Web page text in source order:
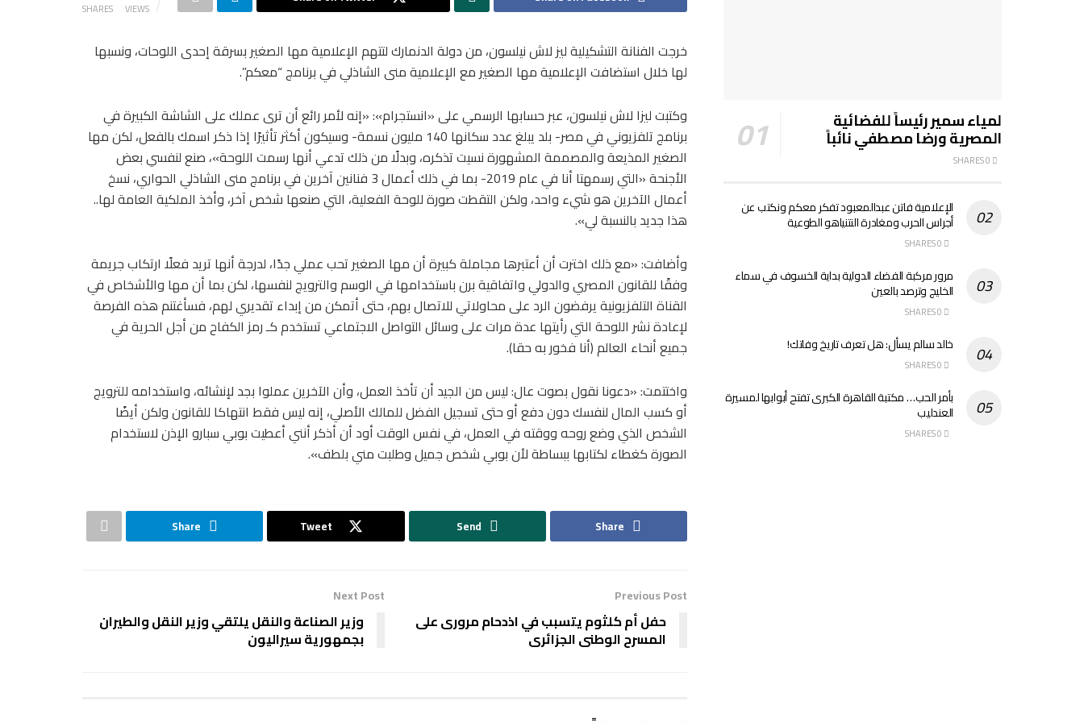
SHARES VIEWS
خرجت الفنانة التشكيلية ليز لاش نيلسون، من دولة الدنمارك لتتهم الإعلامية مها الصغير بسرقة إحدى اللوحات، ونسبها
لها خلال استضافت الإعلامية مها الصغير مع الإعلامية منى الشاذلي في برنامج “معكم”.
وكتبت ليزا لاش نيلسون، عبر حسابها الرسمي على «انستجرام»: «إنه لأمر رائع أن ترى عملك على الشاشة الكبيرة في
برنامج تلفزيوني في مصر- بلد يبلغ عدد سكانها 140 مليون نسمة- وسيكون أكثر تأثيرًا إذا ذكر اسمك بالفعل، لكن مها
الصغير المذيعة والمصممة المشهورة نسيت تذكره، وبدلًا من ذلك تدعي أنها رسمت اللوحة»، صنع لنفسي بعض
الأجنحة «التي رسمهتا أنا في عام 2019- بما في ذلك أعمال 3 فنانين آخرين في برنامج منى الشاذلي الحواري، نسخ
أعمال الآخرين هو شيء واحد، ولكن التقطت صورة للوحة الفعلية، التي صنعها شخص آخر، وأخذ الملكية العامة لها..
هذا جديد بالنسبة لي».
وأضافت: «مع ذلك اخترت أن أعتبرها مجاملة كبيرة أن مها الصغير تحب عملي جدًا، لدرجة أنها تريد فعلًا ارتكاب جريمة
وفقًا للقانون المصري والدولي واتفاقية برن باستخدامها في الوسم والترويج لنفسها، لكن بما أن مها والأشخاص في
القناة التلفزيونية يرفضون الرد على محاولاتي للاتصال بهم، حتى أتمكن من إبداء تقديري لهم، فسأغتنم هذه الفرصة
لإعادة نشر اللوحة التي رأيتها عدة مرات على وسائل التواصل الاجتماعي تستخدم كـ رمز الكفاح من أجل الحرية في
جميع أنحاء العالم (أنا فخور به حقا).
واختتمت: «دعونا نقول بصوت عال: ليس من الجيد أن تأخذ العمل، وأن الآخرين عملوا بجد لإنشائه، واستخدامه للترويج
أو كسب المال لنفسك دون دفع أو حتى تسجيل الفضل للمالك الأصلي، إنه ليس فقط انتهاكا للقانون ولكن أيضًا
الشخص الذي وضع روحه ووقته في العمل، في نفس الوقت أود أن أذكر أنني أعطيت بوبي سبارو الإذن لاستخدام
الصورة كغطاء لكتابها ببساطة لأن بوبي شخص جميل وطلبت مني بلطف».
Share
Send
Tweet
Share
Previous Post
حفل أم كلثوم يتسبب في اذدحام مرورى على
المسرح الوطنى الجزائرى
Next Post
وزير الصناعة والنقل يلتقي وزير النقل والطيران
بجمهورية سيراليون
لمياء سمير رئيساً للفضائية
المصرية ورضا مصطفي نائباً
الإعلامية فاتن عبدالمعبود تفكر معكم ونكتب عن
أجراس الحرب ومغادرة النتنياهو الطوعية
مرور مركبة الفضاء الدولية بداية الخسوف في سماء
الخليج وترصد بالعين
خالد سالم يسأل: هل تعرف تاريخ وفاتك!
بأمر الحب… مكتبة القاهرة الكبرى تفتح أبوابها لمسيرة
العندليب